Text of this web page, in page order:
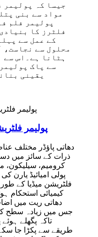
جیسا کہ پولیمر
مواد سے بنی
پولیمر فلم
فلٹرز کا
کے عمل سے
محلول سے نجاست،
ہٹانا ہے۔اس سے
سے پاک
یقینی
پولیمر
دھاتی پاؤڈر مختلف
ذرات کے سائز میں
کرومیم، سیلیکون،
پولی امیائیڈ یارن
فلٹریشن میڈیا کے
کیمیائی استحکام
دھاتی ریت میں
جس میں زیادہ سطح
تاکہ پگھلے
طریقے سے پکڑا جا